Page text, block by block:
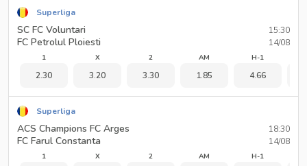
Superliga
SC FC Voluntari
FC Petrolul Ploiesti
15:30
14/08
1
2.30
X
3.20
2
3.30
AM
1.85
H-1
4.66
Superliga
ACS Champions FC Arges
FC Farul Constanta
18:30
14/08
1 X 2 AM H-1